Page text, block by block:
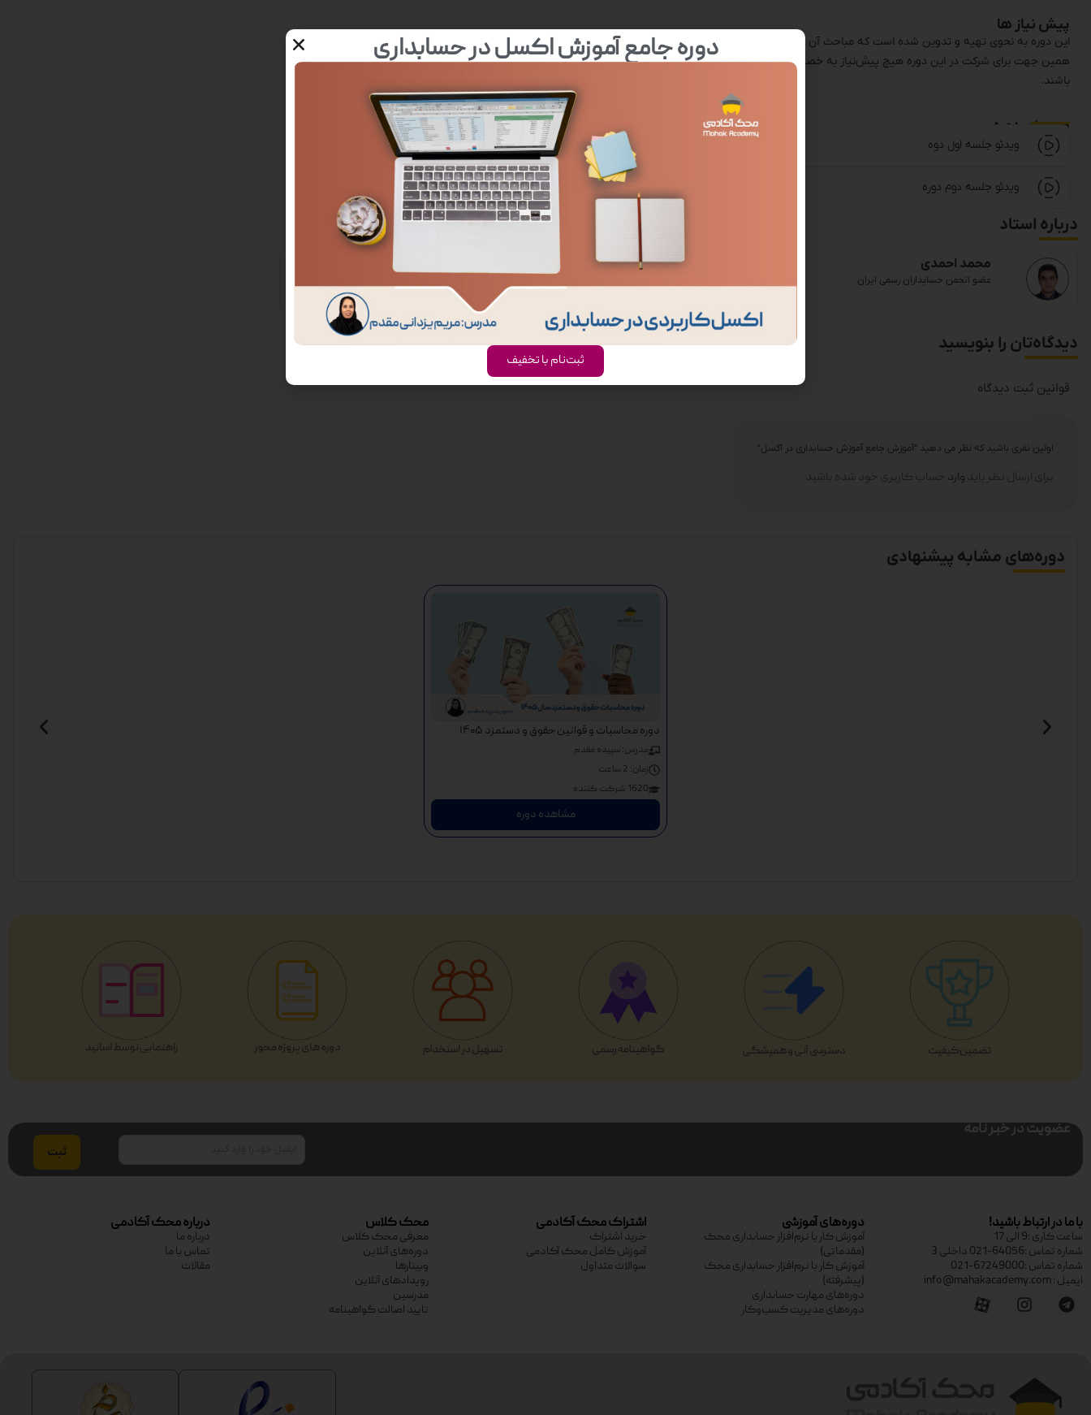
پیش نیاز ها
این دوره به نحوی تهیه و تدوین شده است که مباحث آن به ساده‌ترین شکل ممکن بیان شوند و مخاطبان دوره بتوانند به‌سادگی متوجه موضوعات مطرح شده شوند. به
همین جهت برای شرکت در این دوره هیچ پیش‌نیاز به خصوصی وجود ندارد و افراد با هر سطحی از آگاهی و تحصیلات می‌توانند از مباحث این دوره نهایت استفاده را داشته
باشند.
محتوای دوره
ویدئو جلسه اول دوه
ویدئو جلسه دوم دوره
درباره استاد
محمد احمدی
عضو انجمن حسابداران رسمی ایران
مشاهده دوره های دیگر
دیدگاه‌تان را بنویسید
قوانین ثبت دیدگاه
اولین نفری باشید که نظر می دهید “آموزش جامع آموزش حسابداری در اکسل”
برای ارسال نظر باید وارد حساب کاربری خود شده باشید.
دوره‌های مشابه پیشنهادی
دوره محاسبات و قوانین حقوق و دستمزد ۱۴۰۵
مدرس: سپیده مقدم
زمان: 2 ساعت
1620 شرکت کننده
مشاهده دوره
عضویت در خبر نامه
با ما در ارتباط باشید!
ساعت کاری :9 الی 17
شماره تماس :64056-021 داخلی 3
شماره تماس :67249000-021
ایمیل : info@mahakacademy.com
دوره‌های آموزشی
آموزش کار با نرم‌افزار حسابداری محک
(مقدماتی)
آموزش کار با نرم‌افزار حسابداری محک
(پیشرفته)
دوره‌های مهارت حسابداری
دوره‌های مدیریت کسب‌وکار
اشتراک محک آکادمی
خرید اشتراک
آموزش کامل محک آکادمی
سوالات متداول
محک کلاس
معرفی محک کلاس
دوره‌های آنلاین
وبینارها
رویدادهای آنلاین
مدرسین
تایید اصالت گواهینامه
درباره محک آکادمی
درباره ما
تماس با ما
مقالات
دوره جامع آموزش اکسل در حسابداری
ثبت‌نام با تخفیف